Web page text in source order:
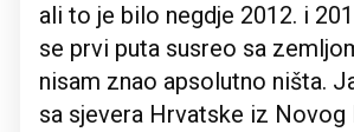
ali to je bilo negdje 2012. i
se prvi puta susreo sa
nisam znao apsolutno ništa.
sa sjevera Hrvatske iz Novog